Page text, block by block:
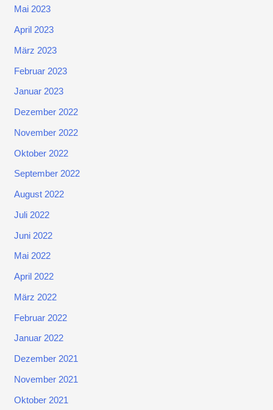
Mai 2023
April 2023
März 2023
Februar 2023
Januar 2023
Dezember 2022
November 2022
Oktober 2022
September 2022
August 2022
Juli 2022
Juni 2022
Mai 2022
April 2022
März 2022
Februar 2022
Januar 2022
Dezember 2021
November 2021
Oktober 2021